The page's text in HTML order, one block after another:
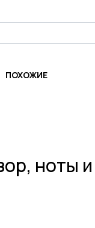
ПОХОЖИЕ
ноты и